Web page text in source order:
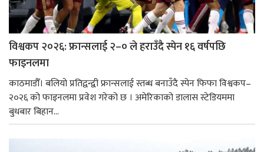
विश्वकप २०२६: फ्रान्सलाई २–० ले हराउँदै स्पेन १६ वर्षपछि
फाइनलमा
काठमाडौँ। बलियो प्रतिद्वन्द्वी फ्रान्सलाई स्तब्ध बनाउँदै स्पेन फिफा विश्वकप–
२०२६ को फाइनलमा प्रवेश गरेको छ । अमेरिकाको डालास स्टेडियममा
बुधबार बिहान...